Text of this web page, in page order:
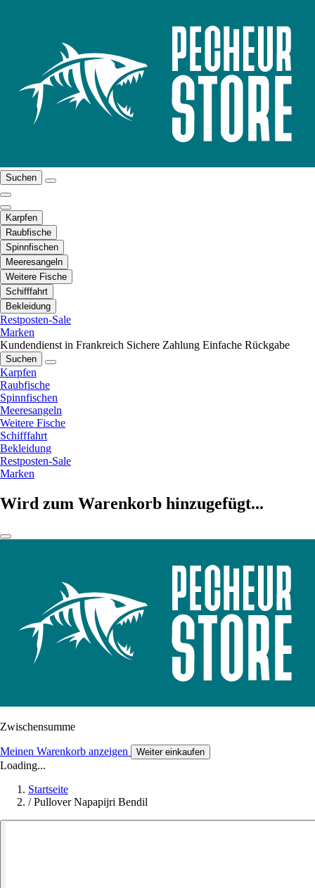
Suchen
Karpfen
Raubfische
Spinnfischen
Meeresangeln
Weitere Fische
Schifffahrt
Bekleidung
Restposten-Sale
Marken
Kundendienst in Frankreich Sichere Zahlung Einfache Rückgabe
Suchen
Karpfen
Raubfische
Spinnfischen
Meeresangeln
Weitere Fische
Schifffahrt
Bekleidung
Restposten-Sale
Marken
Wird zum Warenkorb hinzugefügt...
Zwischensumme
Meinen Warenkorb anzeigen Weiter einkaufen
Loading...
Startseite
/ Pullover Napapijri Bendil